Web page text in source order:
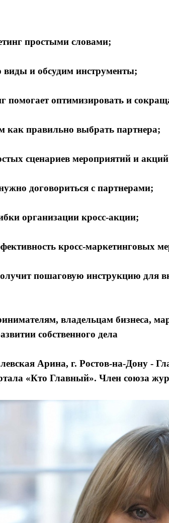
простыми словами;
виды и обсудим инструменты;
помогает оптимизировать и
как правильно выбрать партнера;
сценариев мероприятий и
договориться с партнерами;
организации кросс-акции;
кросс-маркетинговых
пошаговую инструкцию для
владельцам бизнеса,
собственного дела
Арина, г. Ростов-на-Дону -
«Кто Главный». Член союза